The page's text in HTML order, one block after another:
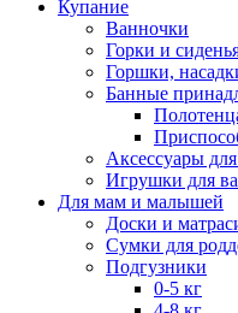
Купание
Ванночки
Горки и
Горшки,
Банные
Аксессуары
Игрушки для
Для мам и малышей
Доски и
Сумки для
Подгузники
0-5 кг